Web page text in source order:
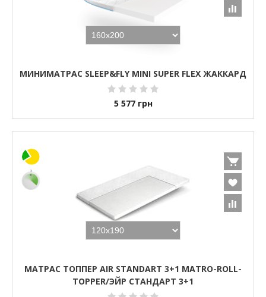
МИНИМАТРАС SLEEP&FLY MINI SUPER FLEX ЖАККАРД
5 577 грн
МАТРАС ТОППЕР AIR STANDART 3+1 MATRO-ROLL-
TOPPER/ЭЙР СТАНДАРТ 3+1